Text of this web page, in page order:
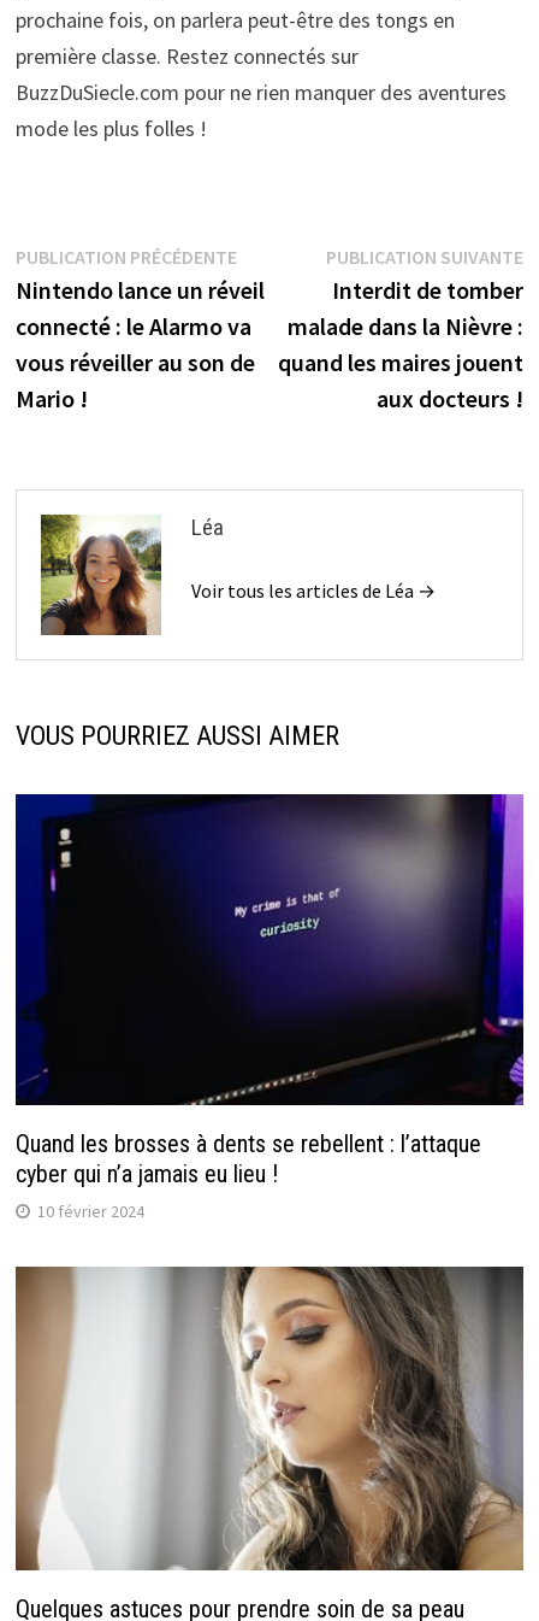
prochaine fois, on parlera peut-être des tongs en
première classe. Restez connectés sur
BuzzDuSiecle.com pour ne rien manquer des aventures
mode les plus folles !
Navigation
de
l’article
PUBLICATION PRÉCÉDENTEPublication
précédente :
Nintendo lance un réveil
connecté : le Alarmo va
vous réveiller au son de
Mario !
PUBLICATION SUIVANTE
Interdit de tomber
malade dans la Nièvre :
quand les maires jouent
aux docteurs !
Léa
Voir tous les articles de Léa →
VOUS POURRIEZ AUSSI AIMER
Quand les brosses à dents se rebellent : l’attaque
cyber qui n’a jamais eu lieu !
10 février 2024
Quelques astuces pour prendre soin de sa peau